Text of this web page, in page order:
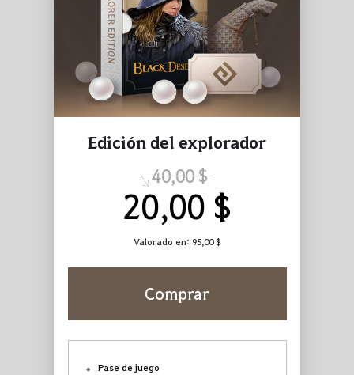
Edición del explorador
40,00 $
20,00 $
Valorado en: 95,00 $
Comprar
Pase de juego